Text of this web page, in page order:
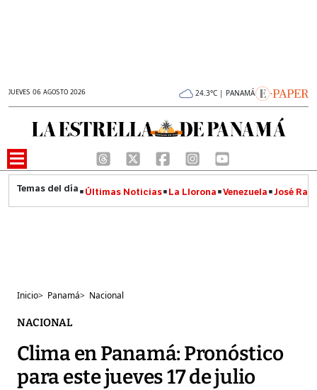
JUEVES 06 AGOSTO 2026 24.3°C | PANAMÁ
Últimas Noticias La Llorona Venezuela José
Inicio> Panamá> Nacional
NACIONAL
Clima en Panamá: Pronóstico
para este jueves 17 de julio